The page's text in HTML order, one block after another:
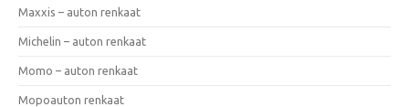
Maxxis – auton renkaat
Michelin – auton renkaat
Momo – auton renkaat
Mopoauton renkaat